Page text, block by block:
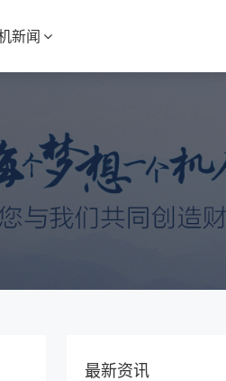
新闻
最新资讯